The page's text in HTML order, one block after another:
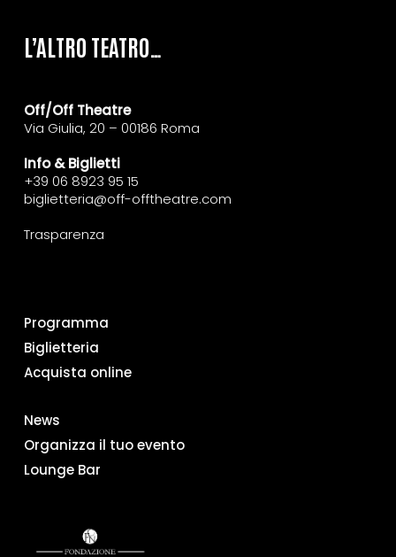
L’ALTRO TEATRO…
Off/Off Theatre
Via Giulia, 20 – 00186 Roma
Info & Biglietti
+39 06 8923 95 15
biglietteria@off-offtheatre.com
Trasparenza
Programma
Biglietteria
Acquista online
News
Organizza il tuo evento
Lounge Bar